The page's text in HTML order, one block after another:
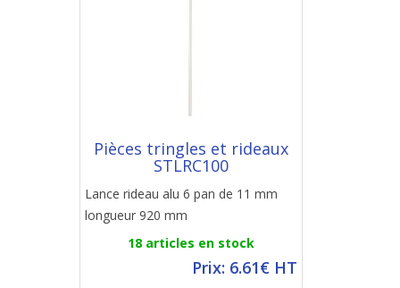
Pièces tringles et rideaux
STLRC100
Lance rideau alu 6 pan de 11 mm
longueur 920 mm
18 articles en stock
Prix: 6.61€ HT